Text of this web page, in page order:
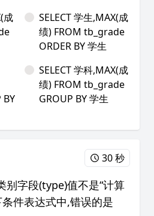
成
SELECT 学生,MAX(成
绩) FROM tb_grade
ORDER BY 学生
SELECT 学科,MAX(成
绩) FROM tb_grade
GROUP BY 学生
30 秒
别字段(type)值不是“计算
件表达式中,错误的是